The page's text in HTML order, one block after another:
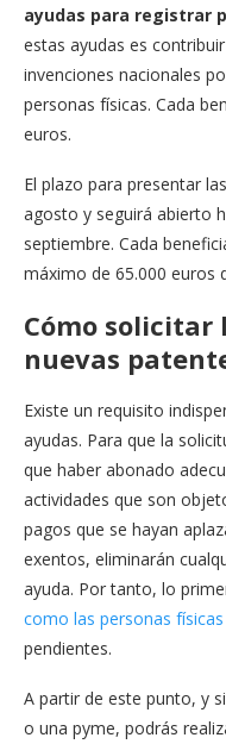
ayudas para registrar
estas ayudas es
invenciones nacionales
personas físicas. Cada
euros.
El plazo para presentar
agosto y seguirá abierto
septiembre. Cada
máximo de 65.000 euros
Cómo solicitar
nuevas
Existe un requisito
ayudas. Para que la
que haber abonado
actividades que son
pagos que se hayan
exentos, eliminarán
ayuda. Por tanto, lo
como las personas físicas
pendientes.
A partir de este punto, y
o una pyme, podrás